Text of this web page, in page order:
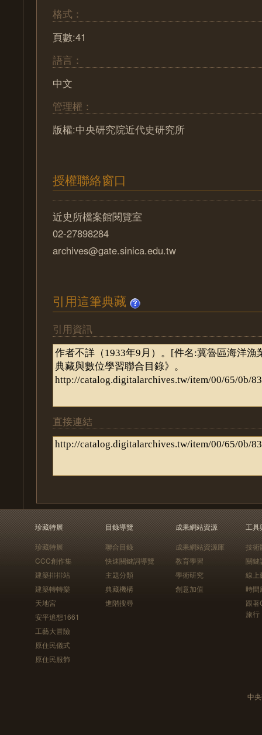
格式：
頁數:41
語言：
中文
管理權：
版權:中央研究院近代史研究所
授權聯絡窗口
近史所檔案館閱覽室
02-27898284
archives@gate.sinica.edu.tw
引用這筆典藏
引用資訊
直接連結
珍藏特展
珍藏特展
CCC創作集
建築排排站
建築轉轉樂
天地宮
安平追想1661
工藝大冒險
原住民儀式
原住民服飾
目錄導覽
聯合目錄
快速關鍵詞導覽
主題分類
典藏機構
進階搜尋
成果網站資源
成果網站資源庫
教育學習
學術研究
創意加值
工具
技術
關鍵
線上
時間
跟
旅行
中